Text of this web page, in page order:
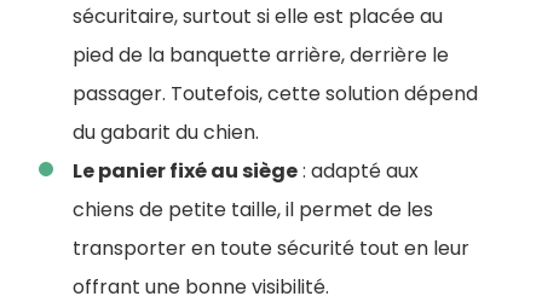
sécuritaire, surtout si elle est placée au
pied de la banquette arrière, derrière le
passager. Toutefois, cette solution dépend
du gabarit du chien.
Le panier fixé au siège: adapté aux
chiens de petite taille, il permet de les
transporter en toute sécurité tout en leur
offrant une bonne visibilité.